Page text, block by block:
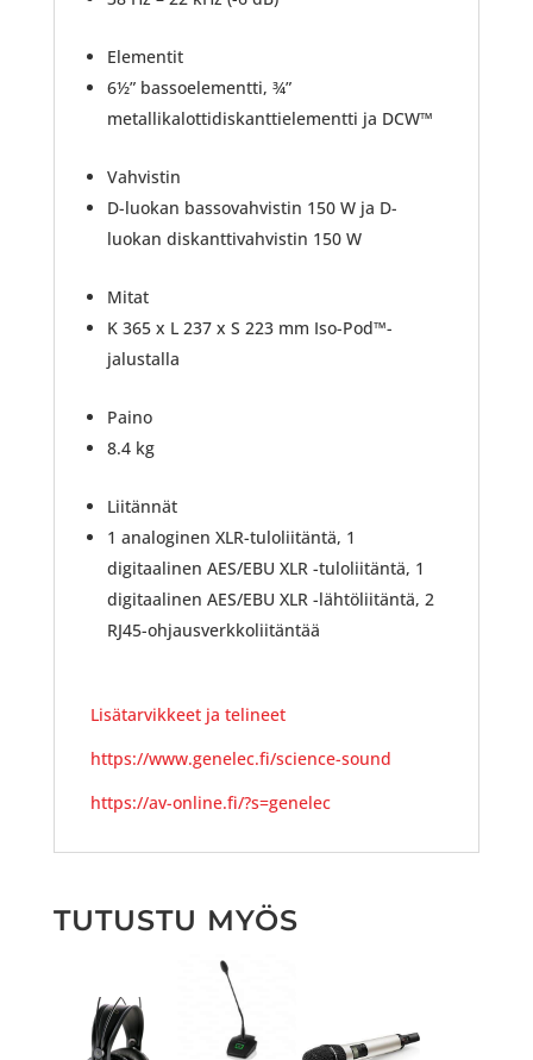
Elementit
6½” bassoelementti, ¾”
metallikalottidiskanttielementti ja DCW™
Vahvistin
D-luokan bassovahvistin 150 W ja D-
luokan diskanttivahvistin 150 W
Mitat
K 365 x L 237 x S 223 mm Iso-Pod™-
jalustalla
Paino
8.4 kg
Liitännät
1 analoginen XLR-tuloliitäntä, 1
digitaalinen AES/EBU XLR -tuloliitäntä, 1
digitaalinen AES/EBU XLR -lähtöliitäntä, 2
RJ45-ohjausverkkoliitäntää
Lisätarvikkeet ja telineet
https://www.genelec.fi/science-sound
https://av-online.fi/?s=genelec
TUTUSTU MYÖS